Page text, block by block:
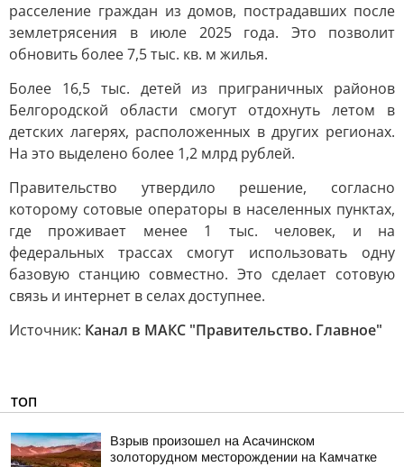
расселение граждан из домов, пострадавших после
землетрясения в июле 2025 года. Это позволит
обновить более 7,5 тыс. кв. м жилья.
Более 16,5 тыс. детей из приграничных районов
Белгородской области смогут отдохнуть летом в
детских лагерях, расположенных в других регионах.
На это выделено более 1,2 млрд рублей.
Правительство утвердило решение, согласно
которому сотовые операторы в населенных пунктах,
где проживает менее 1 тыс. человек, и на
федеральных трассах смогут использовать одну
базовую станцию совместно. Это сделает сотовую
связь и интернет в селах доступнее.
Источник: Канал в МАКС "Правительство. Главное"
ТОП
Взрыв произошел на Асачинском
золоторудном месторождении на Камчатке